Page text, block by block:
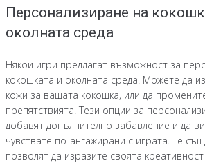
Персонализиране на
околната среда
Някои игри предлагат възможност за
кокошката и околната среда. Можете да
кожи за вашата кокошка, или да
препятствията. Тези опции за
добавят допълнително забавление и да
чувствате по-ангажирани с играта. Те
позволят да изразите своята